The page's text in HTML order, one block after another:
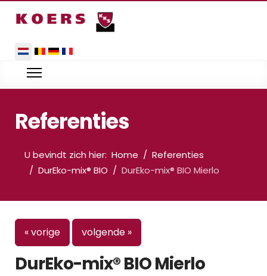
Selecteer de taal
Referenties
U bevindt zich hier: Home
Referenties
DurEko-mix® BIO
DurEko-mix® BIO Mierlo
« vorige volgende »
DurEko-mix® BIO Mierlo